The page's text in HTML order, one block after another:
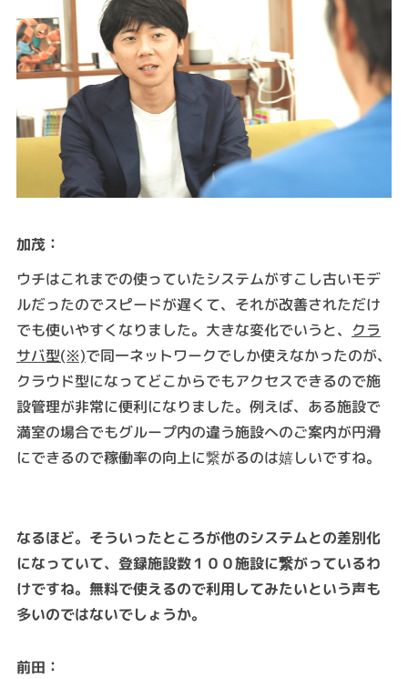
加茂：
ウチはこれまでの使っていたシステムがすこし古いモデ
ルだったのでスピードが遅くて、それが改善されただけ
でも使いやすくなりました。大きな変化でいうと、 クラ
サバ型(※)で同一ネットワークでしか使えなかったのが、
クラウド型になってどこからでもアクセスできるので施
設管理が非常に便利になりました。例えば、ある施設で
満室の場合でもグループ内の違う施設へのご案内が円滑
にできるので稼働率の向上に繋がるのは嬉しいですね。
なるほど。そういったところが他のシステムとの差別化
になっていて、登録施設数１００施設に繋がっているわ
けですね。無料で使えるので利用してみたいという声も
多いのではないでしょうか。
前田 ：